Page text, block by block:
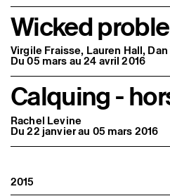
Wicked
Virgile Fraisse, Lauren Hall,
Du 05 mars au 24 avril 2016
Calquing -
Rachel Levine
Du 22 janvier au 05 mars 2016
2015